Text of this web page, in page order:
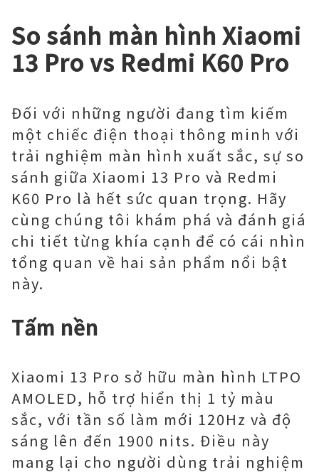
So sánh màn hình Xiaomi
13 Pro vs Redmi K60 Pro
Đối với những người đang tìm kiếm
một chiếc điện thoại thông minh với
trải nghiệm màn hình xuất sắc, sự so
sánh giữa Xiaomi 13 Pro và Redmi
K60 Pro là hết sức quan trọng. Hãy
cùng chúng tôi khám phá và đánh giá
chi tiết từng khía cạnh để có cái nhìn
tổng quan về hai sản phẩm nổi bật
này.
Tấm nền
Xiaomi 13 Pro sở hữu màn hình LTPO
AMOLED, hỗ trợ hiển thị 1 tỷ màu
sắc, với tần số làm mới 120Hz và độ
sáng lên đến 1900 nits. Điều này
mang lại cho người dùng trải nghiệm